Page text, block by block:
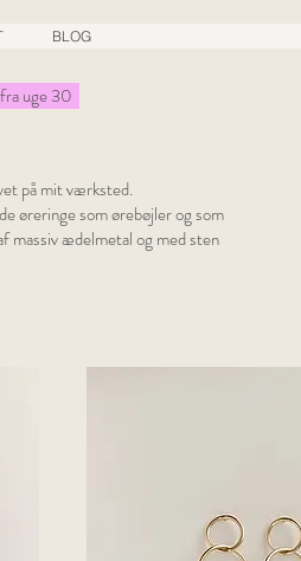
BLOG
uge 30
på mit værksted.
øreringe som ørebøjler og som
massiv ædelmetal og med sten